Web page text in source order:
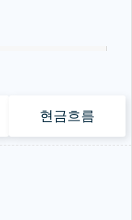
현금흐름